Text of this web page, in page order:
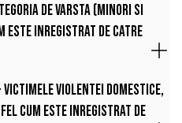
de varsta (minori si
este inregistrat de catre
Victimele violentei domestice,
cum este inregistrat de